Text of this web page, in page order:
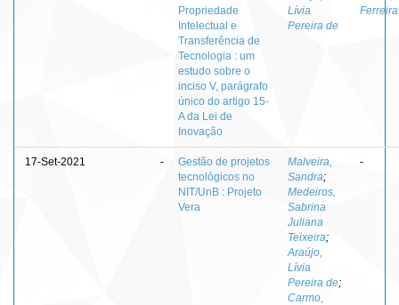
Propriedade
Intelectual e
Transferência de
Tecnologia : um
estudo sobre o
inciso V, parágrafo
único do artigo 15-
A da Lei de
Inovação
Lívia
Pereira de
Ferreira
17-Set-2021 -
Gestão de projetos
tecnológicos no
NIT/UnB : Projeto
Vera
Malveira,
Sandra;
Medeiros,
Sabrina
Juliana
Teixeira;
Araújo,
Lívia
Pereira de;
Carmo,
-